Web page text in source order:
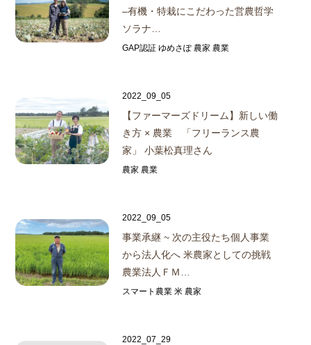
–有機・特栽にこだわった営農哲学
ソラナ…
GAP認証 ゆめさぽ 農家 農業
2022_09_05
【ファーマーズドリーム】 新しい働
き方 × 農業 「フリーランス農
家」 小葉松真理さん
農家 農業
2022_09_05
事業承継 ~ 次の主役たち個人事業
から法人化へ 米農家としての挑戦
農業法人ＦＭ…
スマート農業 米 農家
2022_07_29